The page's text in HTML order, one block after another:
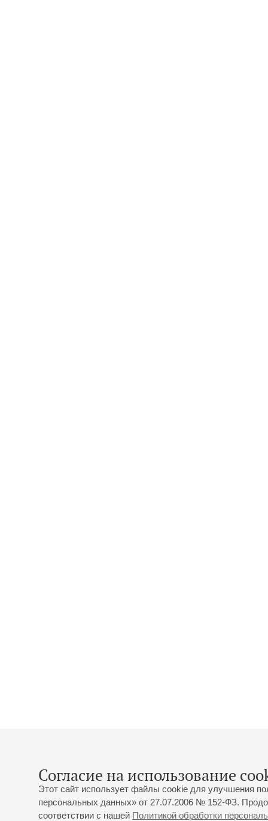
Согласие на использование
Этот сайт использует файлы cookie для улучшения
персональных данных» от 27.07.2006 № 152-ФЗ.
соответствии с нашей Политикой обработки